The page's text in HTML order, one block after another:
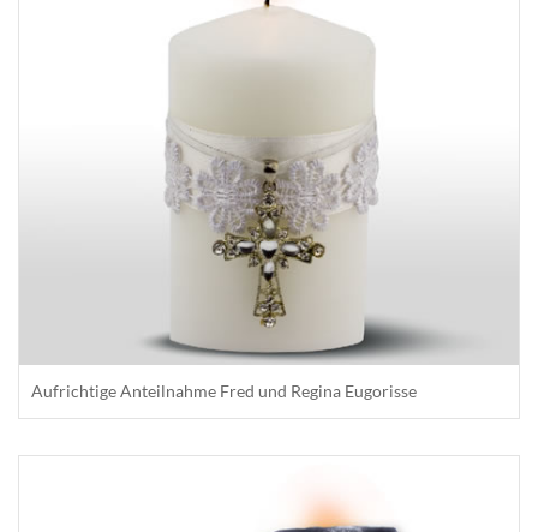
Aufrichtige Anteilnahme Fred und Regina Eugorisse